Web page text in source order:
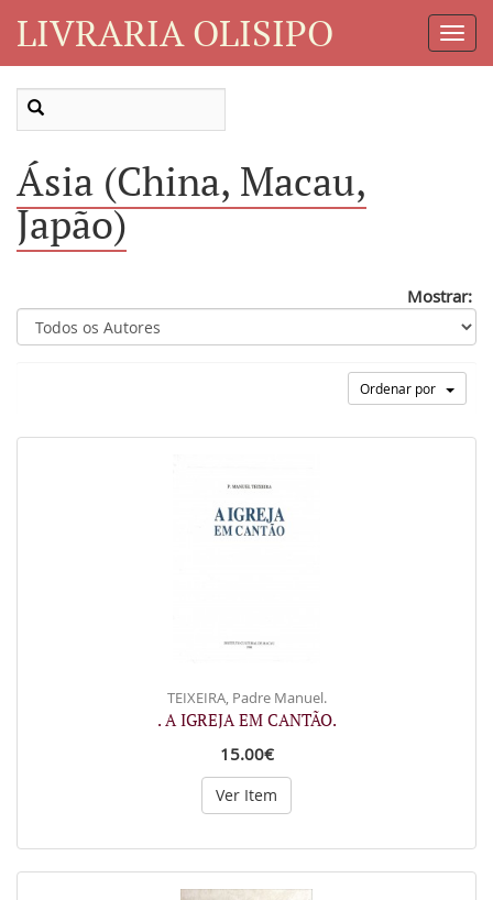
LIVRARIA OLISIPO
Ásia (China, Macau,
Japão)
Mostrar:
Ordenar por
TEIXEIRA, Padre Manuel.
. A IGREJA EM CANTÃO.
15.00€
Ver Item